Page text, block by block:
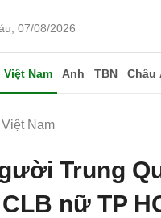
07/08/2026
Việt Nam Anh TBN Châu
Nam
Trung
nữ TP